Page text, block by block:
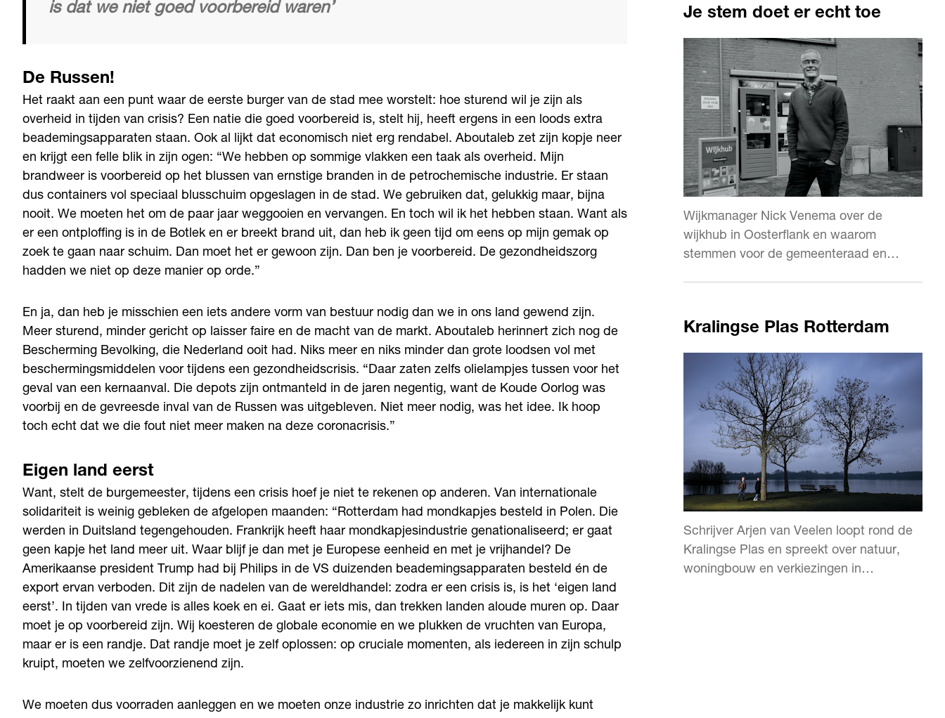
is dat we niet goed voorbereid waren’
De Russen!
Het raakt aan een punt waar de eerste burger van de stad mee worstelt: hoe sturend wil je zijn als
overheid in tijden van crisis? Een natie die goed voorbereid is, stelt hij, heeft ergens in een loods extra
beademingsapparaten staan. Ook al lijkt dat economisch niet erg rendabel. Aboutaleb zet zijn kopje neer
en krijgt een felle blik in zijn ogen: “We hebben op sommige vlakken een taak als overheid. Mijn
brandweer is voorbereid op het blussen van ernstige branden in de petrochemische industrie. Er staan
dus containers vol speciaal blusschuim opgeslagen in de stad. We gebruiken dat, gelukkig maar, bijna
nooit. We moeten het om de paar jaar weggooien en vervangen. En toch wil ik het hebben staan. Want als
er een ontploffing is in de Botlek en er breekt brand uit, dan heb ik geen tijd om eens op mijn gemak op
zoek te gaan naar schuim. Dan moet het er gewoon zijn. Dan ben je voorbereid. De gezondheidszorg
hadden we niet op deze manier op orde.”
En ja, dan heb je misschien een iets andere vorm van bestuur nodig dan we in ons land gewend zijn.
Meer sturend, minder gericht op laisser faire en de macht van de markt. Aboutaleb herinnert zich nog de
Bescherming Bevolking, die Nederland ooit had. Niks meer en niks minder dan grote loodsen vol met
beschermingsmiddelen voor tijdens een gezondheidscrisis. “Daar zaten zelfs olielampjes tussen voor het
geval van een kernaanval. Die depots zijn ontmanteld in de jaren negentig, want de Koude Oorlog was
voorbij en de gevreesde inval van de Russen was uitgebleven. Niet meer nodig, was het idee. Ik hoop
toch echt dat we die fout niet meer maken na deze coronacrisis.”
Eigen land eerst
Want, stelt de burgemeester, tijdens een crisis hoef je niet te rekenen op anderen. Van internationale
solidariteit is weinig gebleken de afgelopen maanden: “Rotterdam had mondkapjes besteld in Polen. Die
werden in Duitsland tegengehouden. Frankrijk heeft haar mondkapjesindustrie genationaliseerd; er gaat
geen kapje het land meer uit. Waar blijf je dan met je Europese eenheid en met je vrijhandel? De
Amerikaanse president Trump had bij Philips in de VS duizenden beademingsapparaten besteld én de
export ervan verboden. Dit zijn de nadelen van de wereldhandel: zodra er een crisis is, is het ‘eigen land
eerst’. In tijden van vrede is alles koek en ei. Gaat er iets mis, dan trekken landen aloude muren op. Daar
moet je op voorbereid zijn. Wij koesteren de globale economie en we plukken de vruchten van Europa,
maar er is een randje. Dat randje moet je zelf oplossen: op cruciale momenten, als iedereen in zijn schulp
kruipt, moeten we zelfvoorzienend zijn.
We moeten dus voorraden aanleggen en we moeten onze industrie zo inrichten dat je makkelijk kunt
Je stem doet er echt toe
Wijkmanager Nick Venema over de
wijkhub in Oosterflank en waarom
stemmen voor de gemeenteraad en
Kralingse Plas Rotterdam
Schrijver Arjen van Veelen loopt rond de
Kralingse Plas en spreekt over natuur,
woningbouw en verkiezingen in